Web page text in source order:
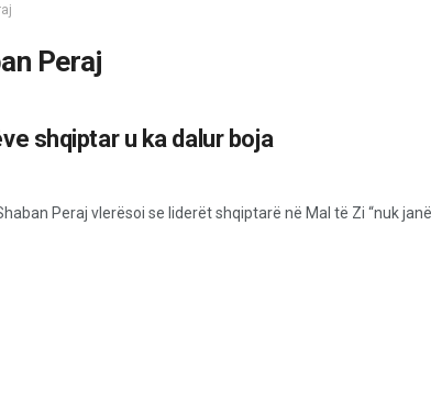
Peraj
shqiptar u ka dalur boja
Peraj vlerësoi se liderët shqiptarë në Mal të Zi “nuk